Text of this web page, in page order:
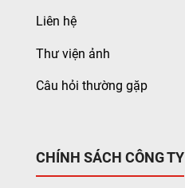
Liên hệ
Thư viện ảnh
Câu hỏi thường gặp
CHÍNH SÁCH CÔNG TY